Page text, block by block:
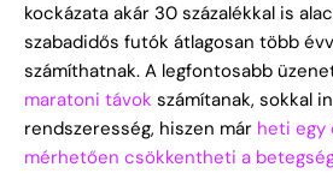
kockázata akár 30 százalékkal is
szabadidős futók átlagosan több
számíthatnak. A legfontosabb
maratoni távok számítanak, sokkal
rendszeresség, hiszen már heti egy
mérhetően csökkentheti a